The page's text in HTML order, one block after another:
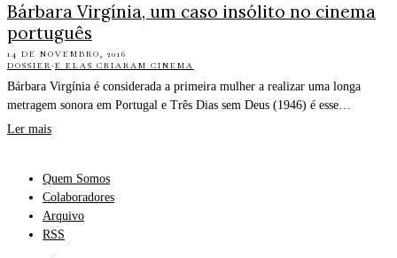
Bárbara Virgínia, um caso insólito no cinema
português
14 DE NOVEMBRO, 2016
DOSSIER·E ELAS CRIARAM CINEMA
Bárbara Virgínia é considerada a primeira mulher a realizar uma longa
metragem sonora em Portugal e Três Dias sem Deus (1946) é esse…
Ler mais
Quem Somos
Colaboradores
Arquivo
RSS